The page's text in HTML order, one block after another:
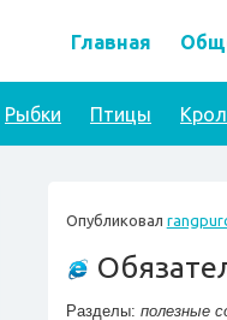
Главная
Рыбки Птицы
Опубликовал
Разделы: полезные